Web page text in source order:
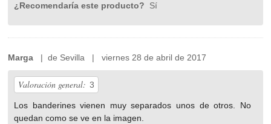
¿Recomendaría este producto? Sí
Marga | de Sevilla | viernes 28 de abril de 2017
Valoración general: 3
Los banderines vienen muy separados unos de otros. No
quedan como se ve en la imagen.